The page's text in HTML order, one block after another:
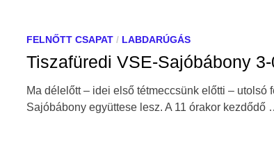
FELNŐTT CSAPAT / LABDARÚGÁS
Tiszafüredi VSE-Sajóbábony
Ma délelőtt – idei első tétmeccsünk előtti –
Sajóbábony együttese lesz. A 11 órakor kezdődő